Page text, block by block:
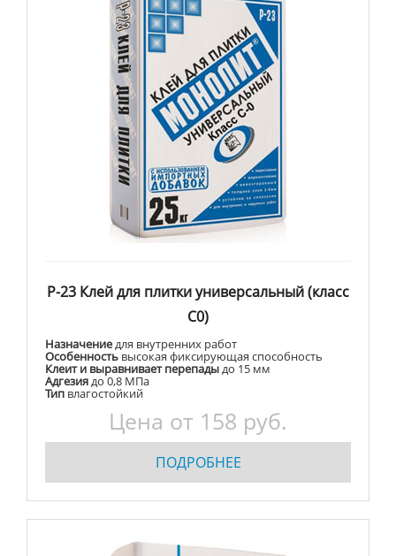
Р-23 Клей для плитки универсальный (класс
С0)
Назначениедля внутренних работ
Особенность высокая фиксирующая способность
Клеит и выравнивает перепадыдо 15 мм
Адгезиядо 0,8 МПа
Тип влагостойкий
Цена от 158 руб.
ПОДРОБНЕЕ